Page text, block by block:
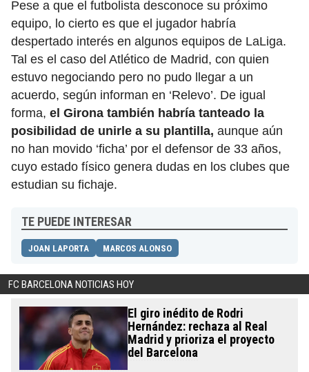
Pese a que el futbolista desconoce su próximo
equipo, lo cierto es que el jugador habría
despertado interés en algunos equipos de LaLiga.
Tal es el caso del Atlético de Madrid, con quien
estuvo negociando pero no pudo llegar a un
acuerdo, según informan en ‘Relevo’. De igual
forma, el Girona también habría tanteado la
posibilidad de unirle a su plantilla, aunque aún
no han movido ‘ficha’ por el defensor de 33 años,
cuyo estado físico genera dudas en los clubes que
estudian su fichaje.
TE PUEDE INTERESAR
JOAN LAPORTA MARCOS ALONSO
FC BARCELONA NOTICIAS HOY
El giro inédito de Rodri
Hernández: rechaza al Real
Madrid y prioriza el proyecto
del Barcelona